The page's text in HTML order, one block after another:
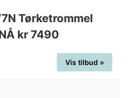
Tørketrommel
kr 7490
Vis tilbud »